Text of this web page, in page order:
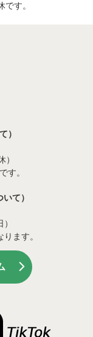
す。
）
）
す。
て）
ます。